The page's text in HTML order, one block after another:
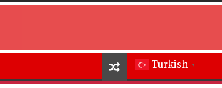
Turkish ▼